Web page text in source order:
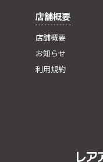
店舗概要
店舗概要
お知らせ
利用規約